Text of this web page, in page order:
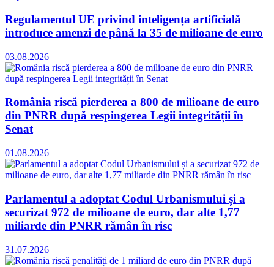
Regulamentul UE privind inteligența artificială
introduce amenzi de până la 35 de milioane de euro
03.08.2026
România riscă pierderea a 800 de milioane de euro
din PNRR după respingerea Legii integrității în
Senat
01.08.2026
Parlamentul a adoptat Codul Urbanismului și a
securizat 972 de milioane de euro, dar alte 1,77
miliarde din PNRR rămân în risc
31.07.2026